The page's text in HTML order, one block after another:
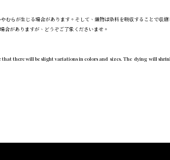
むらが生じる場合があります。そして、織物は染料を吸収することで
合がありますが、どうぞご了承くださいませ。
there will be slight variations in colors and sizes. The dying will